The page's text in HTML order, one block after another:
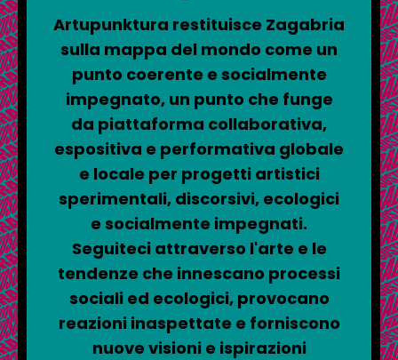
Artupunktura restituisce Zagabria
sulla mappa del mondo come un
punto coerente e socialmente
impegnato, un punto che funge
da piattaforma collaborativa,
espositiva e performativa globale
e locale per progetti artistici
sperimentali, discorsivi, ecologici
e socialmente impegnati.
Seguiteci attraverso l'arte e le
tendenze che innescano processi
sociali ed ecologici, provocano
reazioni inaspettate e forniscono
nuove visioni e ispirazioni